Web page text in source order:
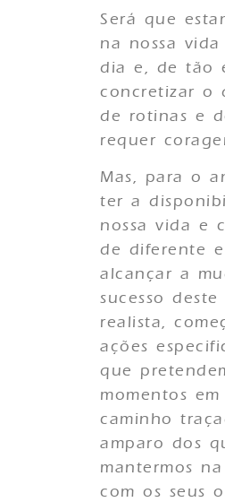
Será que
na nossa
dia e, de tão
concretizar o
de rotinas e
requer
Mas, para o
ter a
nossa vida e
de diferente
alcançar a
sucesso
realista,
ações
que
momentos
caminho
amparo dos
mantermos
com os seus